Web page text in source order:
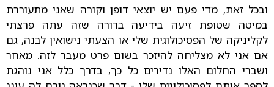
ובכל זאת, מדי פעם יש יוצאי דופן וקורה שאני מתעוררת
במיטה שטופת זיעה בידיעה ברורה שזה עתה פרצתי
לקליניקה של הפסיכולוגית שלי או הצעתי נישואין לבנה, גם
אם אני לא מצליחה להיזכר בשום פרט מעבר לזה. מאחר
ושברי החלום האלו נדירים כל כך, בדרך כלל אני נוהגת